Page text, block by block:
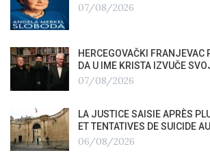
07/08/2026
HERCEGOVAČKI
DA U IME KRISTA IZVUČE
07/08/2026
LA JUSTICE SAISIE APRÈS
ET TENTATIVES DE SUICIDE
06/08/2026